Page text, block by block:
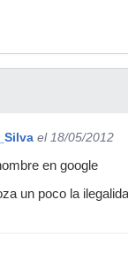
el 18/05/2012
en google
un poco la